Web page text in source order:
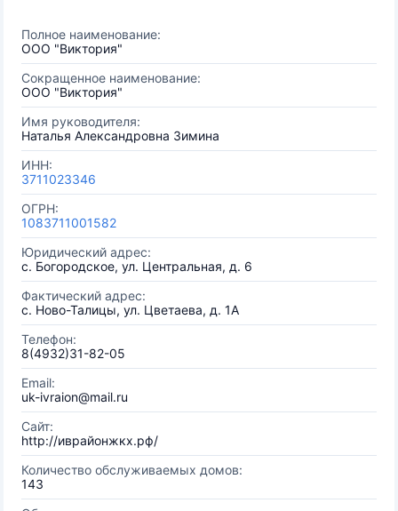
Полное наименование:
ООО "Виктория"
Сокращенное наименование:
ООО "Виктория"
Имя руководителя:
Наталья Александровна Зимина
ИНН:
3711023346
ОГРН:
1083711001582
Юридический адрес:
с. Богородское, ул. Центральная, д. 6
Фактический адрес:
с. Ново-Талицы, ул. Цветаева, д. 1А
Телефон:
8(4932)31-82-05
Email:
uk-ivraion@mail.ru
Сайт:
http://иврайонжкх.рф/
Количество обслуживаемых домов:
143